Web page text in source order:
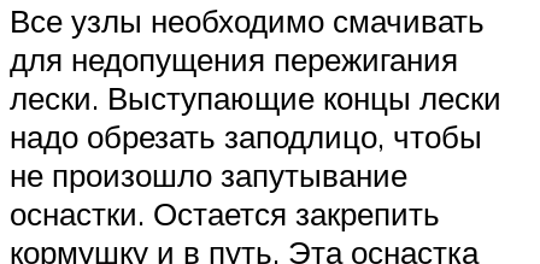
Все узлы необходимо смачивать
для недопущения пережигания
лески. Выступающие концы лески
надо обрезать заподлицо, чтобы
не произошло запутывание
оснастки. Остается закрепить
кормушку и в путь. Эта оснастка